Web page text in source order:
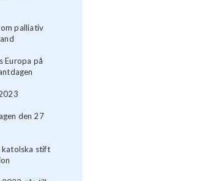
palliativ
Europa på
den 27
katolska stift